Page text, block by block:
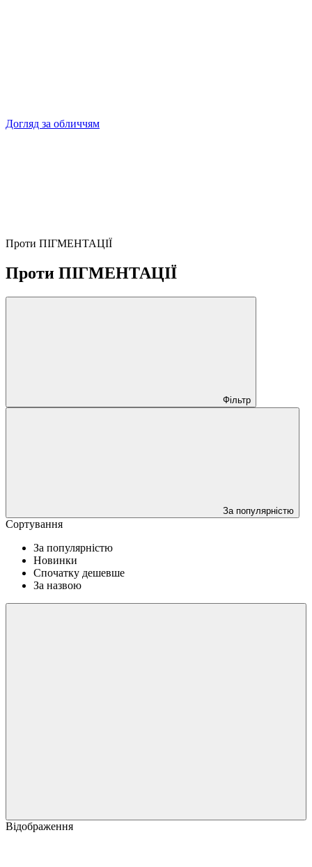
Догляд за обличчям
Проти ПІГМЕНТАЦІЇ
Проти ПІГМЕНТАЦІЇ
Фільтр
За популярністю
Сортування
За популярністю
Новинки
Спочатку дешевше
За назвою
Відображення